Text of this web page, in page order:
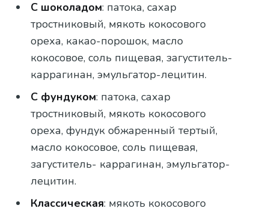
С шоколадом: патока, сахар
тростниковый, мякоть кокосового
ореха, какао-порошок, масло
кокосовое, соль пищевая, загуститель-
каррагинан, эмульгатор-лецитин.
С фундуком: патока, сахар
тростниковый, мякоть кокосового
ореха, фундук обжаренный тертый,
масло кокосовое, соль пищевая,
загуститель- каррагинан, эмульгатор-
лецитин.
Классическая: мякоть кокосового